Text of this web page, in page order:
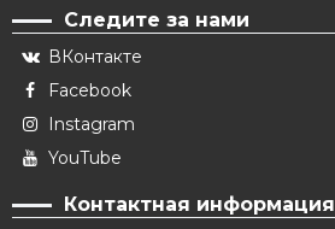
Следите за нами
ВКонтакте
Facebook
Instagram
YouTube
Контактная информация